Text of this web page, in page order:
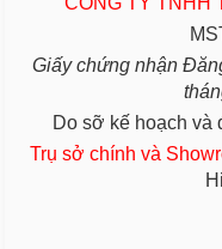
Giấy chứng nhận
Do sỡ kế hoạch và
Trụ sở chính và